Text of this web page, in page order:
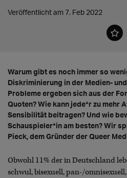
Veröffentlicht am 7. Feb 2022
Warum gibt es noch immer so
Diskriminierung in der Medien-
Probleme ergeben sich aus der
Quoten? Wie kann jede*r zu mehr
Sensibilität beitragen? Und wie
Schauspieler*in am besten? Wir
Pieck, dem Gründer der Queer
Obwohl 11% der in Deutschland
schwul, bisexuell, pan-/